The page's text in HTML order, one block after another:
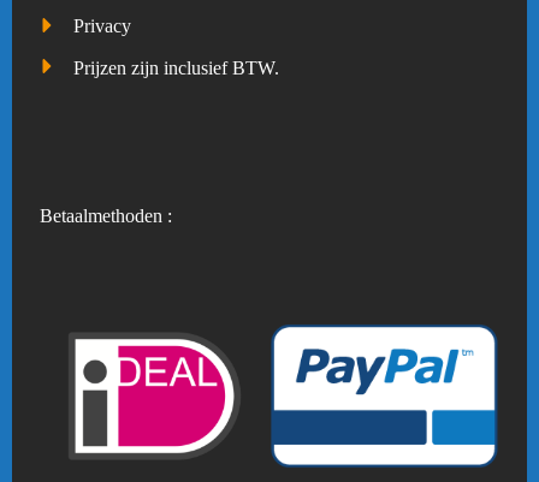
Privacy
Prijzen zijn inclusief BTW.
Betaalmethoden :